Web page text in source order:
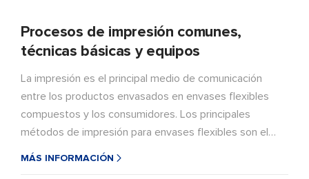
Procesos de impresión comunes,
técnicas básicas y equipos
La impresión es el principal medio de comunicación
entre los productos envasados en envases flexibles
compuestos y los consumidores. Los principales
métodos de impresión para envases flexibles son el
huecograbado y la flexografía.
MÁS INFORMACIÓN